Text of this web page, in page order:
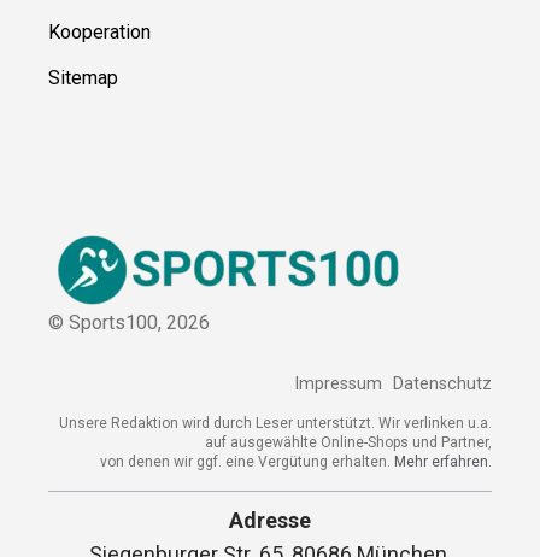
Kooperation
Sitemap
© Sports100, 2026
Impressum Datenschutz
Unsere Redaktion wird durch Leser unterstützt. Wir verlinken u.a.
auf ausgewählte Online-Shops und Partner,
von denen wir ggf. eine Vergütung erhalten. Mehr erfahren.
Adresse